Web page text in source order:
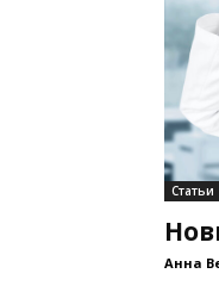
Статьи
Анна